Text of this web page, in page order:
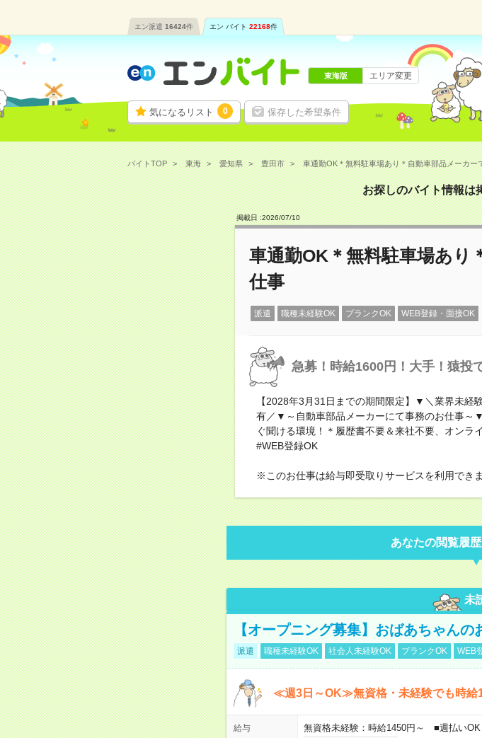
エン派遣 16424件 エン バイト 22168件
気になるリスト 0 保存した希望条件
東海版 エリア変更
バイトTOP 東海 愛知県 豊田市 車通勤OK＊無料駐車場あり＊自動車部品メーカー
お探しのバイト情報は
掲載日 :2026/07/10
車通勤OK＊無料駐車場あり
仕事
派遣 職種未経験OK ブランクOK WEB登録・面接OK
急募！時給1600円！大手！猿投
【2028年3月31日までの期間限定】▼＼業界未経
有／▼～自動車部品メーカーにて事務のお仕事
ぐ聞ける環境！＊履歴書不要＆来社不要、オン
#WEB登録OK
※このお仕事は給与即受取りサービスを利用でき
あなたの閲覧履
未
【オープニング募集】おばあちゃん
派遣 職種未経験OK 社会人未経験OK ブランクOK WEB
≪週3日～OK≫無資格・未経験でも時給
給与 無資格未経験：時給1450円～ ■週払い